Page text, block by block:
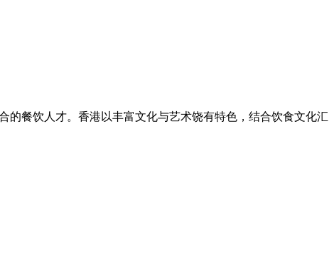
餐饮人才。香港以丰富文化与艺术饶有特色，结合饮食文化汇